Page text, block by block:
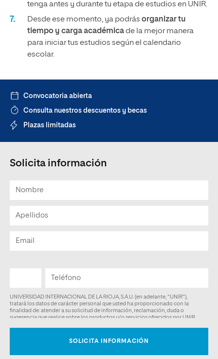
tenga antes y durante tu etapa de estudios en UNIR.
Desde ese momento, ya podrás organizar tu
tiempo y carga académicade la mejor manera
para iniciar tus estudios según el calendario
escolar.
Convocatoria abierta
Consulta nuestros descuentos y becas
Plazas limitadas
Solicita información